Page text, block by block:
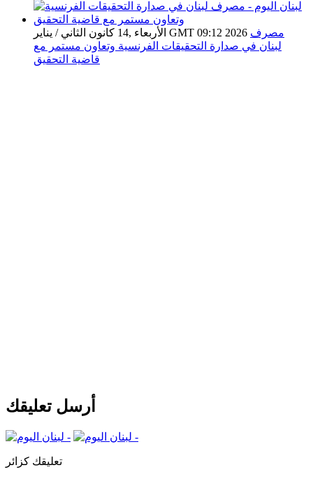
الأربعاء ,14 كانون الثاني / يناير GMT 09:12 2026 مصرف
لبنان في صدارة التحقيقات الفرنسية وتعاون مستمر مع
قاضية التحقيق
أرسل تعليقك
تعليقك كزائر